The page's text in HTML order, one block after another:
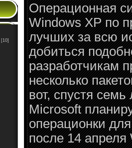
[10]
Операционная
Windows XP по
лучших за всю
добиться
разработчикам
несколько
вот, спустя
Microsoft
операционки
после 14 апреля